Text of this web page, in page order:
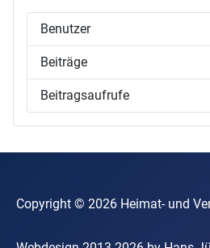
Benutzer
Beiträge
Beitragsaufrufe
Copyright © 2026 Heimat-